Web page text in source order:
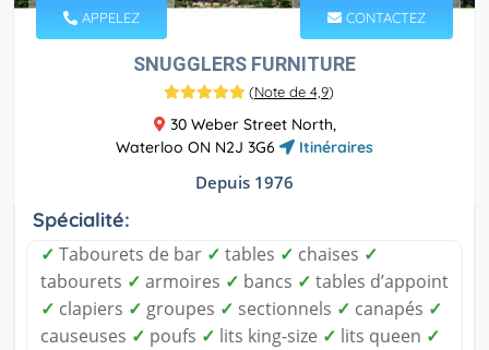
APPELEZ CONTACTEZ
SNUGGLERS FURNITURE
(Note de 4,9)
30 Weber Street North,
Waterloo ON N2J 3G6
Itinéraires
Depuis 1976
Spécialité:
✓ Tabourets de bar ✓ tables ✓ chaises ✓
tabourets ✓ armoires ✓ bancs ✓ tables d’appoint
✓ clapiers ✓ groupes ✓ sectionnels ✓ canapés ✓
causeuses ✓ poufs ✓ lits king-size ✓ lits queen ✓